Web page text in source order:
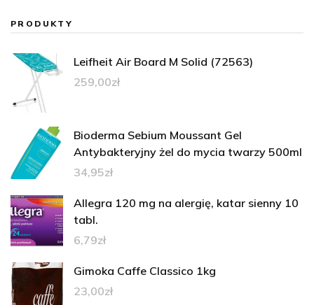
PRODUKTY
Leifheit Air Board M Solid (72563)
259,00zł
Bioderma Sebium Moussant Gel
Antybakteryjny żel do mycia twarzy 500ml
34,95zł
Allegra 120 mg na alergię, katar sienny 10
tabl.
6,79zł
Gimoka Caffe Classico 1kg
23,00zł